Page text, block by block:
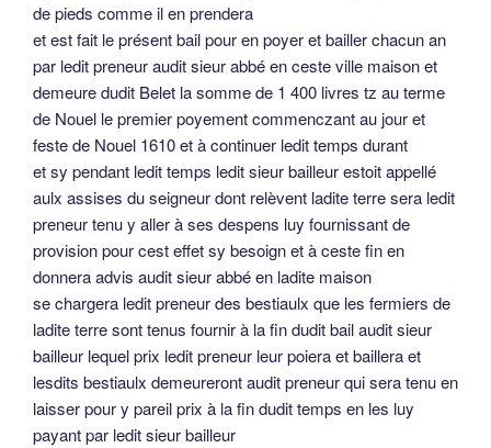
de pieds comme il en prendera
et est fait le présent bail pour en poyer et bailler chacun an
par ledit preneur audit sieur abbé en ceste ville maison et
demeure dudit Belet la somme de 1 400 livres tz au terme
de Nouel le premier poyement commenczant au jour et
feste de Nouel 1610 et à continuer ledit temps durant
et sy pendant ledit temps ledit sieur bailleur estoit appellé
aulx assises du seigneur dont relèvent ladite terre sera ledit
preneur tenu y aller à ses despens luy fournissant de
provision pour cest effet sy besoign et à ceste fin en
donnera advis audit sieur abbé en ladite maison
se chargera ledit preneur des bestiaulx que les fermiers de
ladite terre sont tenus fournir à la fin dudit bail audit sieur
bailleur lequel prix ledit preneur leur poiera et baillera et
lesdits bestiaulx demeureront audit preneur qui sera tenu en
laisser pour y pareil prix à la fin dudit temps en les luy
payant par ledit sieur bailleur